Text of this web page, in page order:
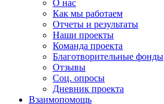
О нас
Как мы работаем
Отчеты и результаты
Наши проекты
Команда проекта
Благотворительные фонды
Отзывы
Соц. опросы
Дневник проекта
Взаимопомощь